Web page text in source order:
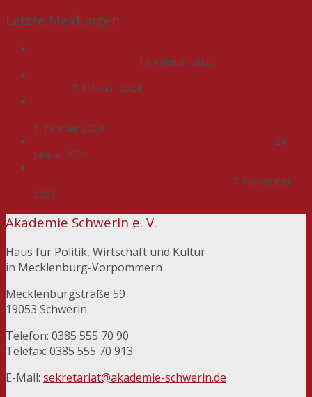
Letzte Meldungen
19. Februar 2025
7. Februar 2024
5. Februar 2024
24.
Januar 2024
7. November
2023
Akademie Schwerin e. V.
Haus für Politik, Wirtschaft und Kultur
in Mecklenburg-Vorpommern
Mecklenburgstraße 59
19053 Schwerin
Telefon: 0385 555 70 90
Telefax: 0385 555 70 913
E-Mail: sekretariat@akademie-schwerin.de